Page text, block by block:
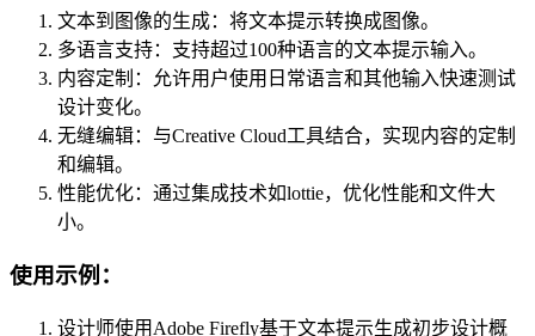
文本到图像的生成：将文本提示转换成图像。
多语言支持：支持超过100种语言的文本提示输入。
内容定制：允许用户使用日常语言和其他输入快速测试
设计变化。
无缝编辑：与Creative Cloud工具结合，实现内容的定制
和编辑。
性能优化：通过集成技术如lottie，优化性能和文件大
小。
使用示例：
设计师使用Adobe Firefly基于文本提示生成初步设计概